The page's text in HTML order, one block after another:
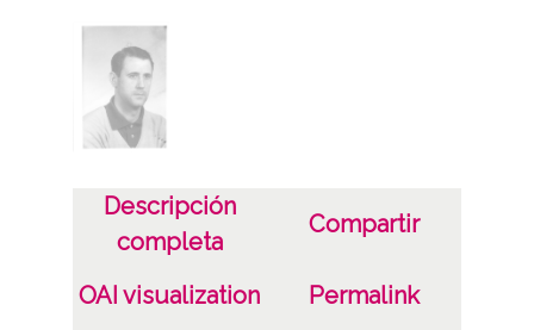
Fecha
19610101
19611231
1961, enero, 1 a 1961, diciembre, 31
Notas
ES.01059.ATHA.SCH.PC-049877 /*|*/
originales: Celuloide 4x6, nº 2844
Descripción
completa
Compartir
OAI visualization Permalink